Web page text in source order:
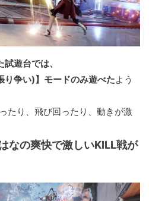
遊台では、
り争い)】モードのみ遊べたよう
たり、飛び回ったり、動きが激
なの爽快で激しいKILL戦が